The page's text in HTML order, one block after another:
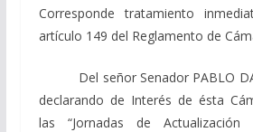
Corresponde tratamiento
artículo 149 del Reglamento de
Del señor Senador PABLO
declarando de Interés de ésta
las “Jornadas de